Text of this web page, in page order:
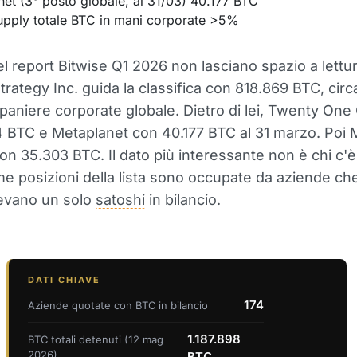
totale BTC in mani corporate >5%
report Bitwise Q1 2026 non lasciano spazio a
Inc. guida la classifica con 818.869 BTC,
corporate globale. Dietro di lei, Twenty One
BTC e Metaplanet con 40.177 BTC al 31 marzo. Poi
35.303 BTC. Il dato più interessante non è chi
posizioni della lista sono occupate da aziende
un solo satoshi in bilancio.
DATI CHIAVE
Aziende quotate con BTC in bilancio 174
BTC totali detenuti (12 mag
1.187.898